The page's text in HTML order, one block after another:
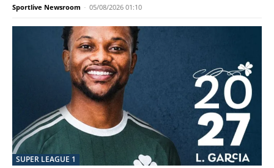
Sportlive Newsroom - 05/08/2026 01:10
SUPER LEAGUE 1